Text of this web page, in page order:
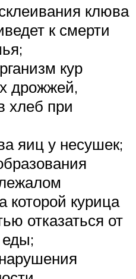
клюва
к смерти
кур
дрожжей,
хлеб при
яиц у несушек;
которой курица
отказаться от